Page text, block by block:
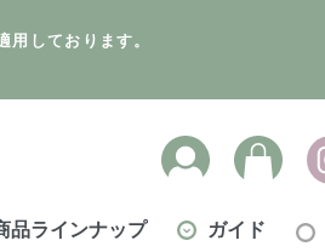
用しております。
品ラインナップ ガイド